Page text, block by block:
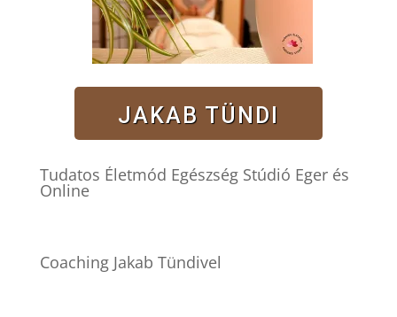
JAKAB TÜNDI
Tudatos Életmód Egészség Stúdió Eger és
Online
Coaching Jakab Tündivel